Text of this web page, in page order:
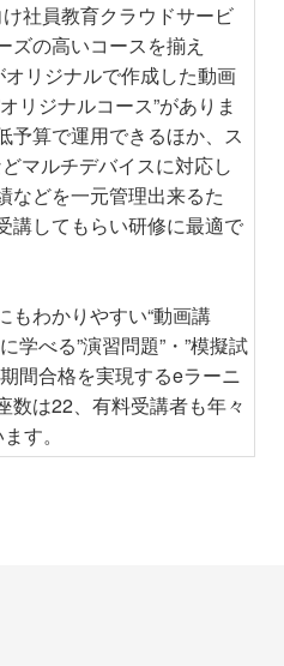
け社員教育クラウドサービ
ズの高いコースを揃え
オリジナルで作成した動画
リジナルコース”がありま
予算で運用できるほか、ス
マルチデバイスに対応し
などを一元管理出来るた
講してもらい研修に最適で
もわかりやすい“動画講
学べる”演習問題”・”模擬試
間合格を実現するeラーニ
数は22、有料受講者も年々
す。